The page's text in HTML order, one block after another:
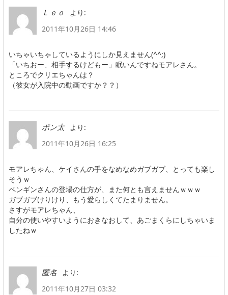
Ｌｅｏ
より:
2011年10月26日 14:46
いちゃいちゃしているようにしか見えません(^^;)
「いちおー、相手するけどもー」眠いんですねモアレさん。
ところでクリエちゃんは？
（彼女が入院中の動画ですか？？）
ポン太
より:
2011年10月26日 16:25
モアレちゃん、ケイさんの手をなめなめガブガブ、とっても楽し
そうｗ
ペンギンさんの登場の仕方が、また何とも言えませんｗｗｗ
ガブガブけりけり、もう愛らしくてたまりません。
さすがモアレちゃん、
自分の使いやすいようにおきなおして、あごまくらにしちゃいま
したねｗ
匿名
より:
2011年10月27日 03:32